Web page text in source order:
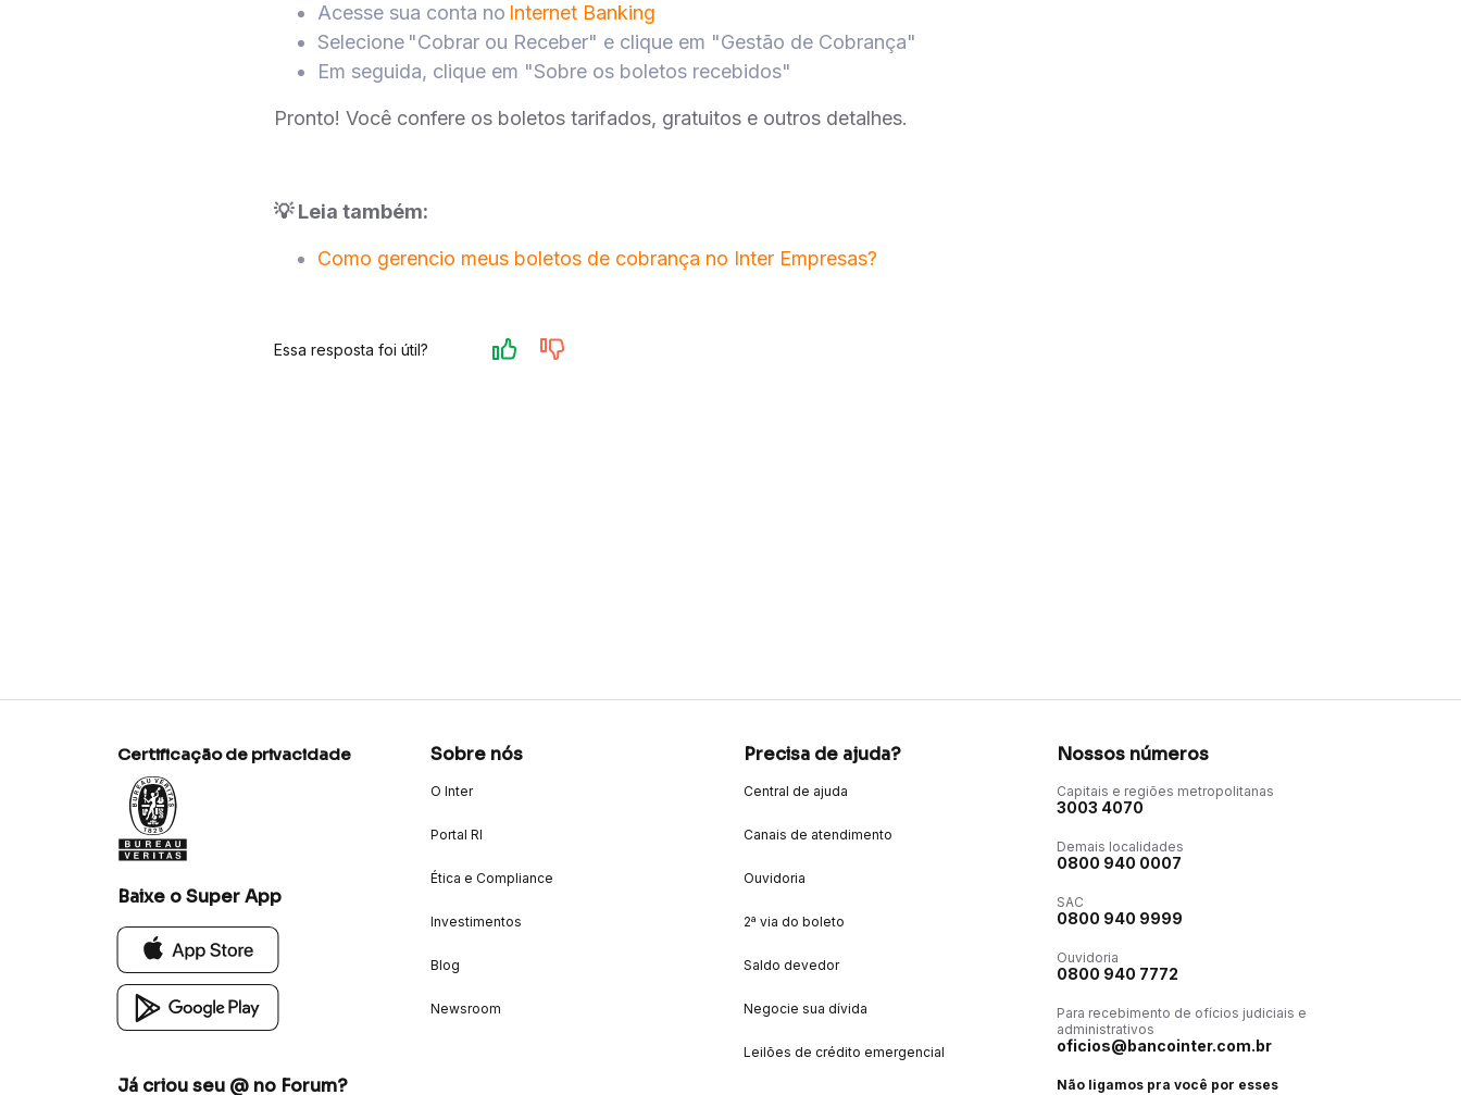
Acesse sua conta no Internet Banking
Selecione "Cobrar ou Receber" e clique em "Gestão de Cobrança"
Em seguida, clique em "Sobre os boletos recebidos"
Pronto! Você confere os boletos tarifados, gratuitos e outros detalhes.
💡 Leia também:
Como gerencio meus boletos de cobrança no Inter Empresas?
Essa resposta foi útil?
Certificação de privacidade
Baixe o Super App
Já criou seu @ no Forum?
Sobre nós
O Inter
Portal RI
Ética e Compliance
Investimentos
Blog
Newsroom
Precisa de ajuda?
Central de ajuda
Canais de atendimento
Ouvidoria
2ª via do boleto
Saldo devedor
Negocie sua dívida
Leilões de crédito emergencial
Nossos números
Capitais e regiões metropolitanas
3003 4070
Demais localidades
0800 940 0007
SAC
0800 940 9999
Ouvidoria
0800 940 7772
Para recebimento de ofícios judiciais e
administrativos
oficios@bancointer.com.br
Não ligamos pra você por esses